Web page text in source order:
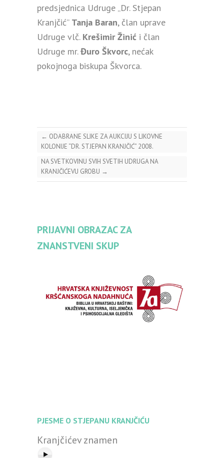
predsjednica Udruge „Dr. Stjepan
Kranjčić” Tanja Baran, član uprave
Udruge vlč. Krešimir Žinić i član
Udruge mr.Đuro Škvorc, nećak
pokojnoga biskupa Škvorca.
← ODABRANE SLIKE ZA AUKCIJU S LIKOVNE
KOLONIJE “DR. STJEPAN KRANJČIĆ” 2008.
NA SVETKOVINU SVIH SVETIH UDRUGA NA
KRANJČIĆEVU GROBU →
PRIJAVNI OBRAZAC ZA
ZNANSTVENI SKUP
PJESME O STJEPANU KRANJČIĆU
Kranjčićev znamen